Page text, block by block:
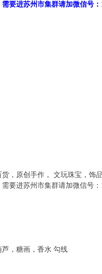
要进苏州市集群请加微信号
，原创手作， 文玩珠宝，饰
要进苏州市集群请加微信号
，糖画，香水 勾线